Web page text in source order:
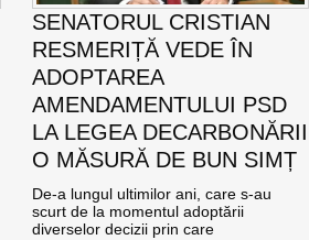
SENATORUL CRISTIAN
RESMERIȚĂ VEDE ÎN
ADOPTAREA
AMENDAMENTULUI PSD
LA LEGEA DECARBONĂRII
O MĂSURĂ DE BUN SIMȚ
De-a lungul ultimilor ani, care s-au
scurt de la momentul adoptării
diverselor decizii prin care